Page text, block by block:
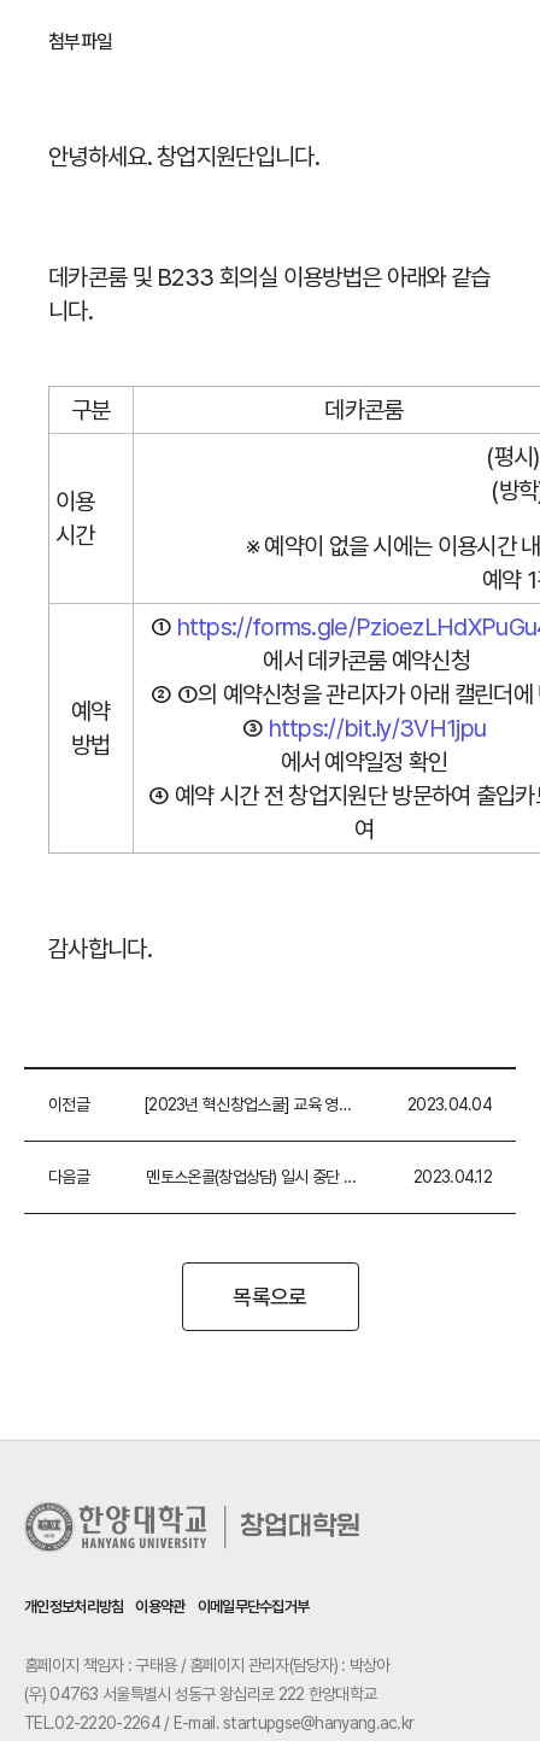
첨부파일
안녕하세요. 창업지원단입니다.
데카콘룸 및 B233 회의실 이용방법은 아래와 같습
니다.
구분 데카콘룸
이용
시간
(평
(방
※ 예약이 없을 시에는 이용시간
예약
예약
방법
① https://forms.gle/
에서 데카콘룸 예약신청
② ①의 예약신청을 관리자가 아래 캘린더에
③ https://bit.ly/3VH1jpu
에서 예약일정 확인
④ 예약 시간 전 창업지원단 방문하여 출입카
여
감사합니다.
이전글 [2023년 혁신창업스쿨] 교육 영상 제작 수행업체 모집 공고 (~4/7) 2023.04.04
다음글 멘토스온콜(창업상담) 일시 중단 안내 2023.04.12
목록으로
개인정보처리방침 이용약관 이메일무단수집거부
홈페이지 책임자 : 구태용 / 홈페이지 관리자(담당자) : 박상아
(우) 04763 서울특별시 성동구 왕십리로 222 한양대학교
TEL.02-2220-2264 / E-mail. startupgse@hanyang.ac.kr